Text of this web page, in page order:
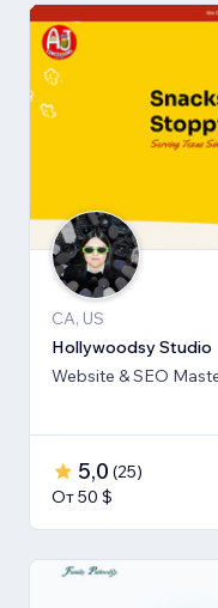
CA, US
Hollywoodsy Studio
Website & SEO
5,0 (25)
От 50 $